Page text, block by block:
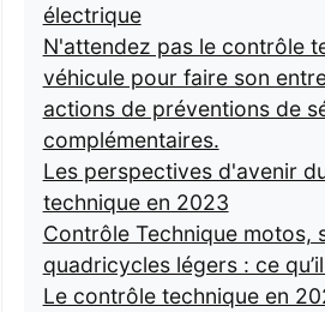
électrique
N'attendez pas le contrôle
véhicule pour faire son
actions de préventions de
complémentaires.
Les perspectives d'avenir
technique en 2023
Contrôle Technique motos,
quadricycles légers : ce
Le contrôle technique en